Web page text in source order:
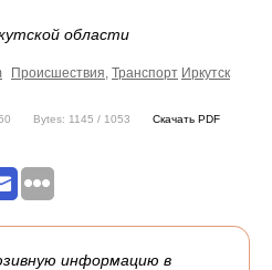
области
Происшествия Транспорт Иркутск
Bytes: 1145 / 1053 Скачать PDF
информацию в